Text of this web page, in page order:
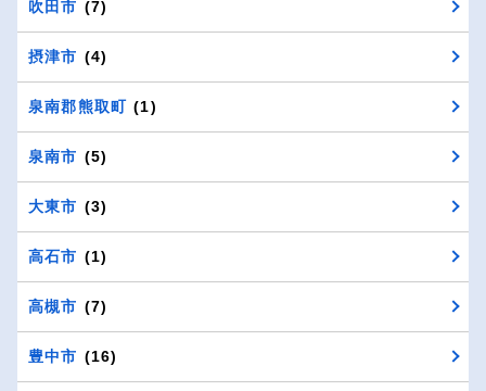
吹田市 (7)
摂津市 (4)
泉南郡熊取町 (1)
泉南市 (5)
大東市 (3)
高石市 (1)
高槻市 (7)
豊中市 (16)